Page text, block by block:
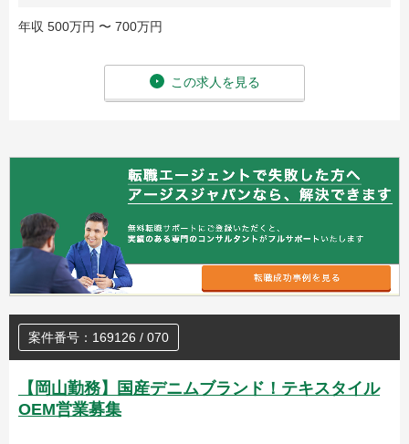
年収 500万円 〜 700万円
この求人を見る
案件番号：169126 / 070
【岡山勤務】国産デニムブランド！テキスタイル
OEM営業募集